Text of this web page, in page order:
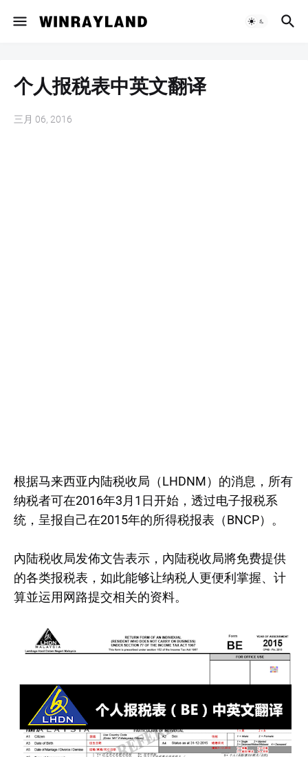
个人报税表中英文翻译
三月 06, 2016
根据马来西亚内陆税收局（LHDNM）的消息，所有
纳税者可在2016年3月1日开始，透过电子报税系
统，呈报自己在2015年的所得税报表（BNCP）。
內陆税收局发佈文告表示，內陆税收局將免费提供
的各类报税表，如此能够让纳税人更便利掌握、计
算並运用网路提交相关的资料。